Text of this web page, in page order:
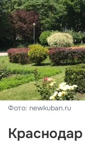
Фото: newkuban.ru
Краснодар